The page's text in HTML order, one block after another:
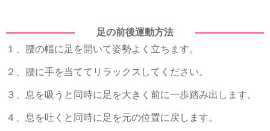
足の前後運動方法
１、腰の幅に足を開いて姿勢よく立ちます。
２、腰に手を当ててリラックスしてください。
３、息を吸うと同時に足を大きく前に一歩踏み出します。
４、息を吐くと同時に足を元の位置に戻します。